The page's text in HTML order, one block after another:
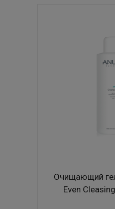
Очищающий
Even